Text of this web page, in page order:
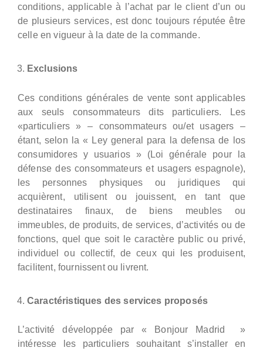
conditions, applicable à l’achat par le client d’un ou
de plusieurs services, est donc toujours réputée être
celle en vigueur à la date de la commande.
Exclusions
Ces conditions générales de vente sont applicables
aux seuls consommateurs dits particuliers. Les
«particuliers » – consommateurs ou/et usagers –
étant, selon la « Ley general para la defensa de los
consumidores y usuarios » (Loi générale pour la
défense des consommateurs et usagers espagnole),
les personnes physiques ou juridiques qui
acquièrent, utilisent ou jouissent, en tant que
destinataires finaux, de biens meubles ou
immeubles, de produits, de services, d’activités ou de
fonctions, quel que soit le caractère public ou privé,
individuel ou collectif, de ceux qui les produisent,
facilitent, fournissent ou livrent.
Caractéristiques des services proposés
L’activité développée par « Bonjour Madrid »
intéresse les particuliers souhaitant s’installer en